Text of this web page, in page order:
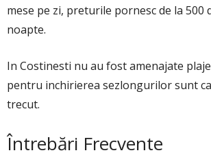
mese pe zi, preturile pornesc de la 500
noapte.
In Costinesti nu au fost amenajate
pentru inchirierea sezlongurilor sunt
trecut.
Întrebări Frecvente